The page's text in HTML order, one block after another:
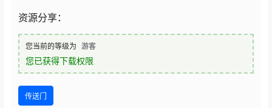
资源分享：
您当前的等级为 游客
您已获得下载权限
传送门